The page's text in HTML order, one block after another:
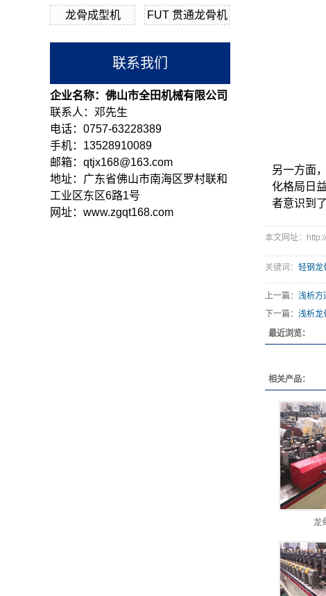
龙骨成型机 FUT 贯通龙骨机
联系我们
企业名称：佛山市全田机械有限公司
联系人：邓先生
电话：0757-63228389
手机：13528910089
邮箱：qtjx168@163.com
地址：广东省佛山市南海区罗村联和
工业区东区6路1号
网址：www.zgqt168.com
另一方面
化格局日
者意识到
本文网址：
关键词： 轻钢龙
上一篇： 浅析方
下一篇： 浅析龙
最近浏览：
相关产品：
龙